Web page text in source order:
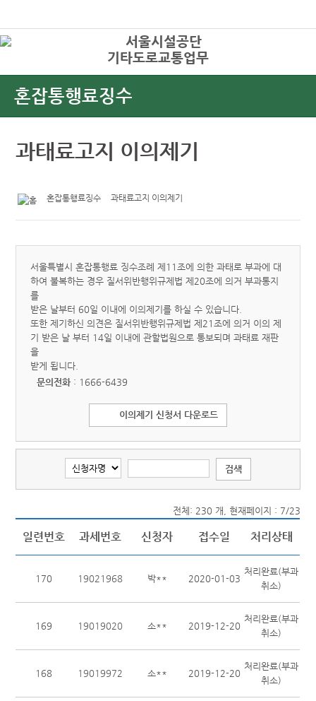
기타도로교통업무
혼잡통행료징수
과태료고지 이의제기
혼잡통행료징수 과태료고지 이의제기
서울특별시 혼잡통행료 징수조례 제11조에 의한 과태로 부과에 대
하여 불복하는 경우 질서위반행위규제법 제20조에 의거 부과통지
를
받은 날부터 60일 이내에 이의제기를 하실 수 있습니다.
또한 제기하신 의견은 질서위반행위규제법 제21조에 의거 이의 제
기 받은 날 부터 14일 이내에 관할법원으로 통보되며 과태료 재판
을
받게 됩니다.
문의전화 : 1666-6439
이의제기 신청서 다운로드
전체: 230 개, 현재페이지 : 7/23
일련번호 과세번호 신청자 접수일 처리상태
170 19021968 박** 2020-01-03
처리완료(부과
취소)
169 19019020 소** 2019-12-20
처리완료(부과
취소)
168 19019972 소** 2019-12-20
처리완료(부과
취소)